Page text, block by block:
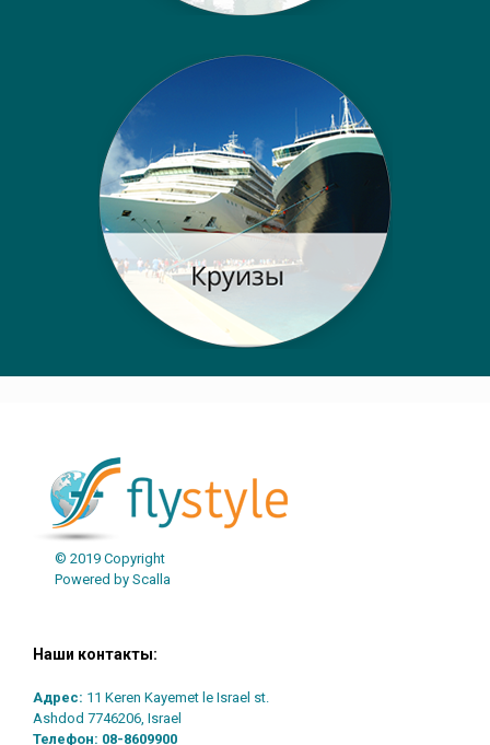
© 2019 Copyright
Powered by Scalla
Наши контакты:
Адрес: 11 Keren Kayemet le Israel st.
Ashdod 7746206, Israel
Телефон: 08-8609900